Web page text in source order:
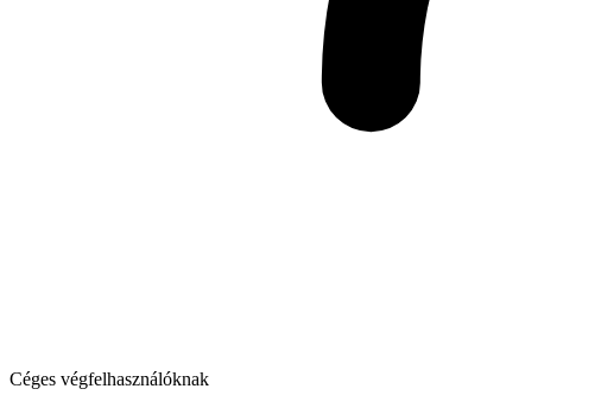
Céges végfelhasználóknak